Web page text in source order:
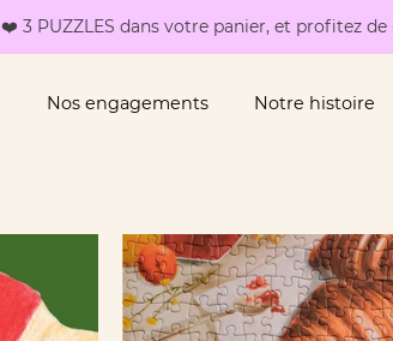
❤️ 3 PUZZLES dans votre panier, et profitez
Nos engagements Notre histoire